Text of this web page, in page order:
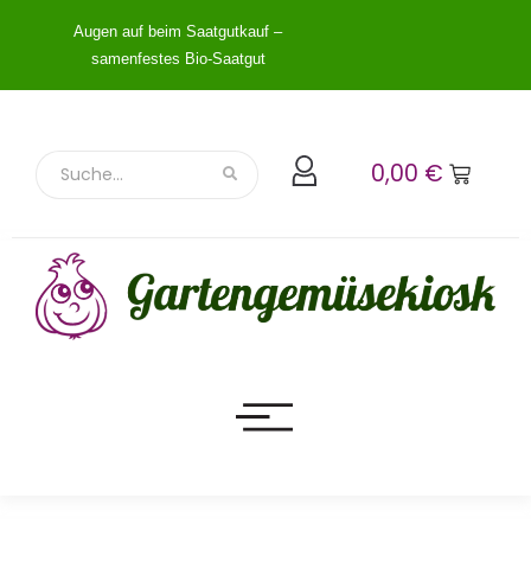
Augen auf beim Saatgutkauf –
samenfestes Bio-Saatgut
0,00 €